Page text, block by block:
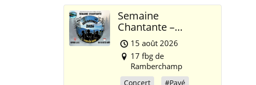
Semaine
Chantante –
Gérardmer 2026
15 août 2026
17 fbg de
Ramberchamp
Concert #Payé